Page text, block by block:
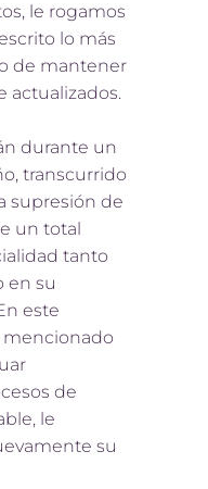
le rogamos
lo más
de mantener
actualizados.
durante un
transcurrido
supresión de
un total
tanto
en su
este
mencionado
de
le
su